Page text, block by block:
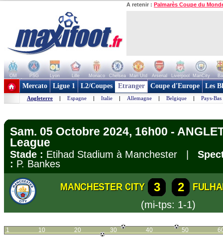
A retenir : Palmarès Coupe du
OM PSG Lyon Lille Monaco Chelsea Man Utd Arsenal Liverpool ManCity
+ de clubs
Mercato Ligue 1 L2/Coupes Etranger Coupe d'Europe Les
Angleterre | Espagne | Italie | Allemagne | Belgique | Pays-Bas
Sam. 05 Octobre 2024, 16h00 -
League
Stade : Etihad Stadium à Manchester |
: P. Bankes
MANCHESTER CITY 3 2
(mi-tps: 1-1)
1 10 20 30 40 50